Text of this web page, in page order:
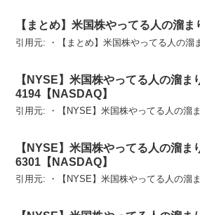
【まとめ】米国株やってる人の溜ま
引用元: ・【まとめ】米国株やってる人の溜
【NYSE】米国株やってる人の溜ま
4194【NASDAQ】
引用元: ・【NYSE】米国株やってる人の溜
【NYSE】米国株やってる人の溜ま
6301【NASDAQ】
引用元: ・【NYSE】米国株やってる人の溜